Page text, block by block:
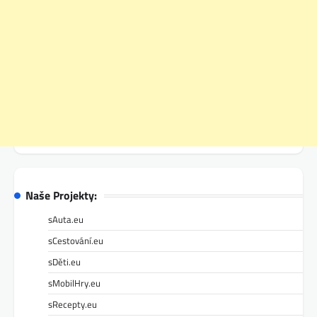
Naše Projekty:
sAuta.eu
sCestování.eu
sDěti.eu
sMobilHry.eu
sRecepty.eu